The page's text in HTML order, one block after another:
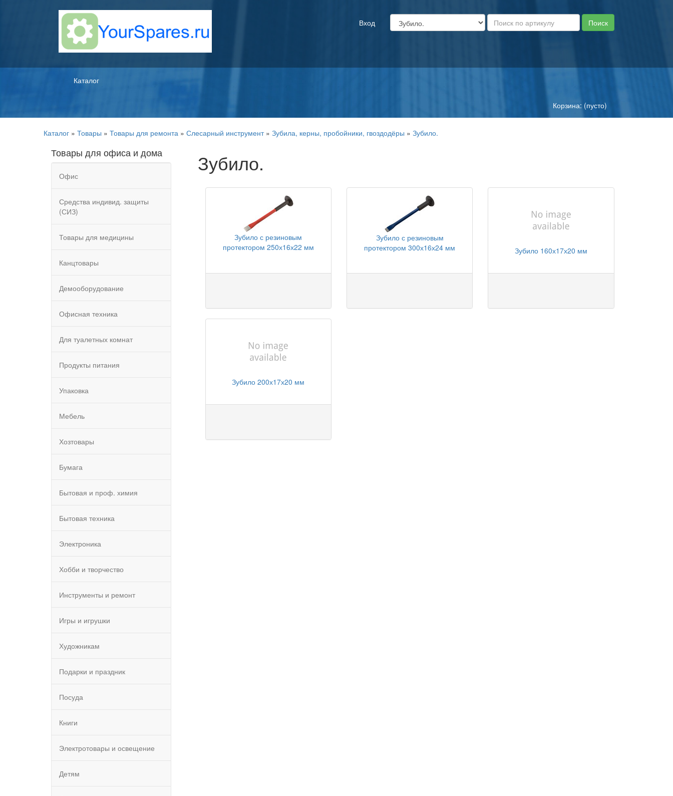
Вход
Каталог
Корзина: (пусто)
Каталог » Товары » Товары для ремонта » Слесарный инструмент» Зубила, керны, пробойники, гвоздодёры » Зубило.
Товары для офиса и дома
Офис
Средства индивид. защиты
(СИЗ)
Товары для медицины
Канцтовары
Демооборудование
Офисная техника
Для туалетных комнат
Продукты питания
Упаковка
Мебель
Хозтовары
Бумага
Бытовая и проф. химия
Бытовая техника
Электроника
Хобби и творчество
Инструменты и ремонт
Игры и игрушки
Художникам
Подарки и праздник
Посуда
Книги
Электротовары и освещение
Детям
Зубило.
Зубило с резиновым
протектором 250х16х22 мм
Зубило с резиновым
протектором 300х16х24 мм
Зубило 160х17х20 мм
Зубило 200х17х20 мм